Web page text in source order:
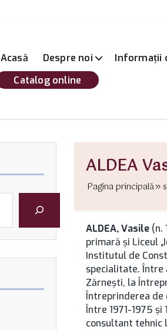
Acasă Despre noi Informații
Catalog online
ALDEA
Pagina principală
ALDEA, Vasile (n.
primară şi Liceul
Institutul de
specialitate. Între
Zărneşti, la
Întreprinderea de
Între 1971-1975
consultant tehnic